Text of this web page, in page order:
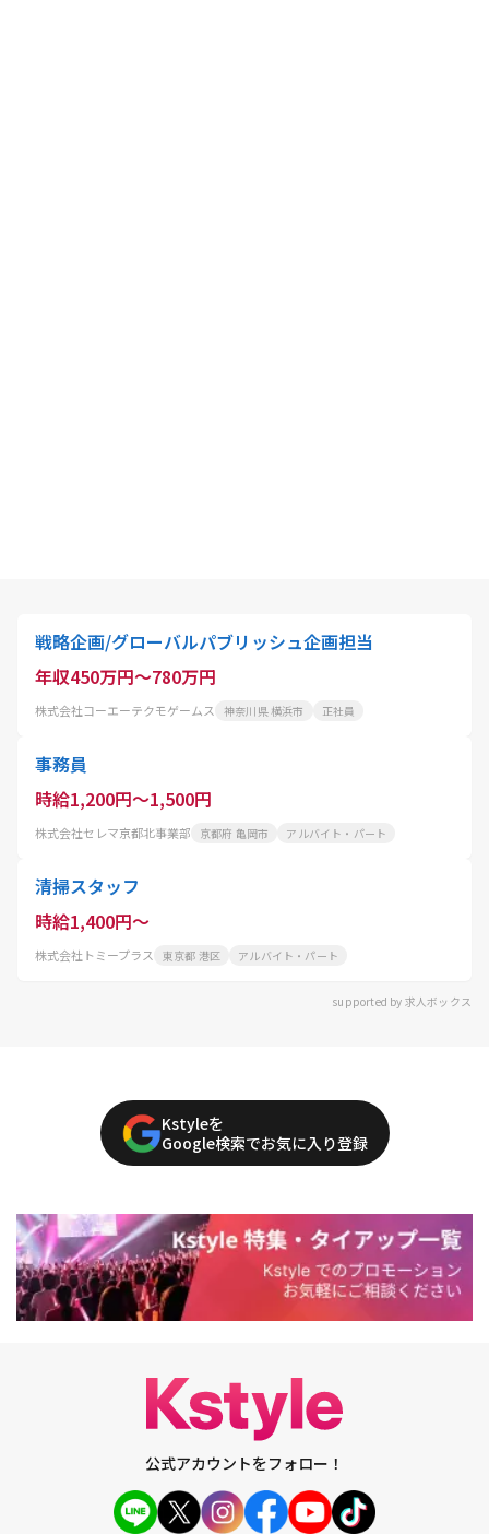
戦略企画/グローバルパブリッシュ企画担当
年収450万円～780万円
株式会社コーエーテクモゲームス 神奈川県 横浜市 正社員
事務員
時給1,200円～1,500円
株式会社セレマ京都北事業部 京都府 亀岡市 アルバイト・パート
清掃スタッフ
時給1,400円～
株式会社トミープラス 東京都 港区 アルバイト・パート
supported by 求人ボックス
Kstyleを
Google検索でお気に入り登録
公式アカウントをフォロー！